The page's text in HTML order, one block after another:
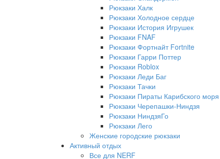
Рюкзаки Халк
Рюкзаки Холодное сердце
Рюкзаки История Игрушек
Рюкзаки FNAF
Рюкзаки Фортнайт Fortnite
Рюкзаки Гарри Поттер
Рюкзаки Roblox
Рюкзаки Леди Баг
Рюкзаки Тачки
Рюкзаки Пираты Карибского моря
Рюкзаки Черепашки-Ниндзя
Рюкзаки НиндзяГо
Рюкзаки Лего
Женские городские рюкзаки
Активный отдых
Все для NERF